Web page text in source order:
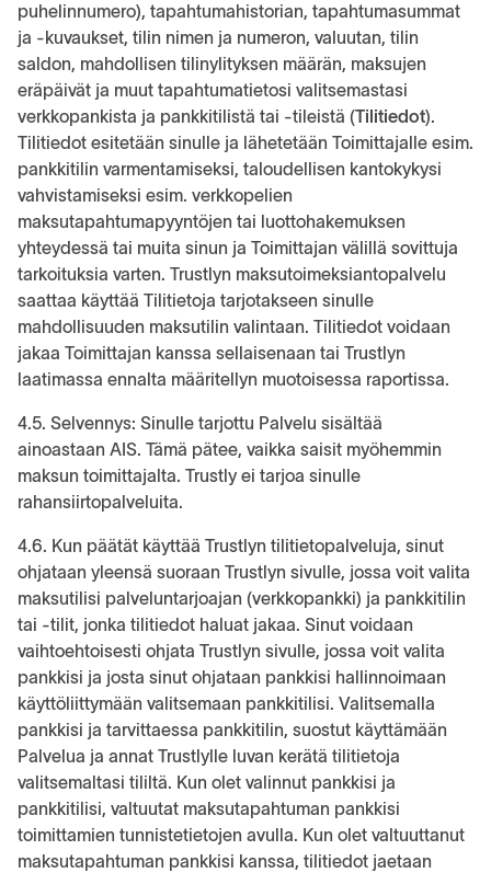
puhelinnumero), tapahtumahistorian, tapahtumasummat
ja -kuvaukset, tilin nimen ja numeron, valuutan, tilin
saldon, mahdollisen tilinylityksen määrän, maksujen
eräpäivät ja muut tapahtumatietosi valitsemastasi
verkkopankista ja pankkitilistä tai -tileistä (Tilitiedot).
Tilitiedot esitetään sinulle ja lähetetään Toimittajalle esim.
pankkitilin varmentamiseksi, taloudellisen kantokykysi
vahvistamiseksi esim. verkkopelien
maksutapahtumapyyntöjen tai luottohakemuksen
yhteydessä tai muita sinun ja Toimittajan välillä sovittuja
tarkoituksia varten. Trustlyn maksutoimeksiantopalvelu
saattaa käyttää Tilitietoja tarjotakseen sinulle
mahdollisuuden maksutilin valintaan. Tilitiedot voidaan
jakaa Toimittajan kanssa sellaisenaan tai Trustlyn
laatimassa ennalta määritellyn muotoisessa raportissa.
4.5. Selvennys: Sinulle tarjottu Palvelu sisältää
ainoastaan AIS. Tämä pätee, vaikka saisit myöhemmin
maksun toimittajalta. Trustly ei tarjoa sinulle
rahansiirtopalveluita.
4.6. Kun päätät käyttää Trustlyn tilitietopalveluja, sinut
ohjataan yleensä suoraan Trustlyn sivulle, jossa voit valita
maksutilisi palveluntarjoajan (verkkopankki) ja pankkitilin
tai -tilit, jonka tilitiedot haluat jakaa. Sinut voidaan
vaihtoehtoisesti ohjata Trustlyn sivulle, jossa voit valita
pankkisi ja josta sinut ohjataan pankkisi hallinnoimaan
käyttöliittymään valitsemaan pankkitilisi. Valitsemalla
pankkisi ja tarvittaessa pankkitilin, suostut käyttämään
Palvelua ja annat Trustlylle luvan kerätä tilitietoja
valitsemaltasi tililtä. Kun olet valinnut pankkisi ja
pankkitilisi, valtuutat maksutapahtuman pankkisi
toimittamien tunnistetietojen avulla. Kun olet valtuuttanut
maksutapahtuman pankkisi kanssa, tilitiedot jaetaan